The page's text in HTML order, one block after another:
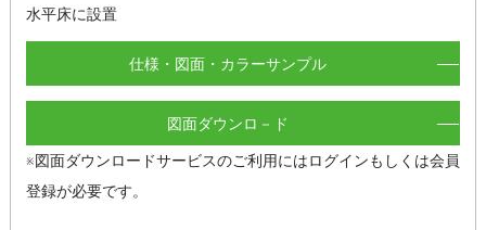
水平床に設置
仕様・図面・カラーサンプル
図面ダウンロ－ド
※図面ダウンロードサービスのご利用にはログインもしくは会員
登録が必要です。